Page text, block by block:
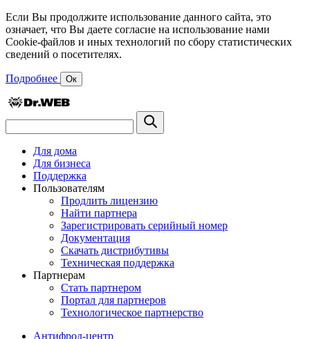
Если Вы продолжите использование данного сайта, это
означает, что Вы даете согласие на использование нами
Cookie-файлов и иных технологий по сбору статистических
сведений о посетителях.
Подробнее Ок
Для дома
Для бизнеса
Поддержка
Пользователям
Продлить лицензию
Найти партнера
Зарегистрировать серийный номер
Документация
Скачать дистрибутивы
Техническая поддержка
Партнерам
Стать партнером
Портал для партнеров
Технологическое партнерство
Антифрод-центр